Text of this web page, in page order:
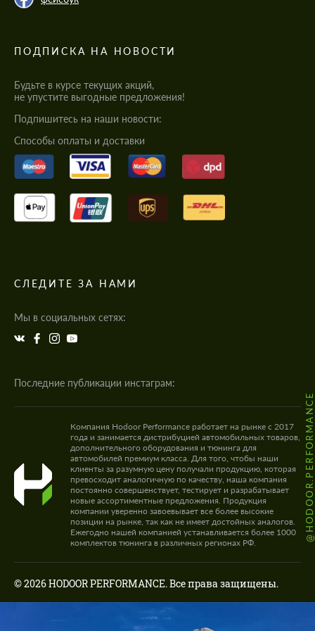
ПОДПИСКА НА НОВОСТИ
Будьте в курсе текущих акций,
не упустите выгодные предложения!
Подпишитесь на наши новости:
Cпособы оплаты и доставки
СЛЕДИТЕ ЗА НАМИ
Мы в социальных сетях:
Последние публикации инстаграм:
@HODOOR.PERFORMANCE
Компания Hodoor Performance работает на рынке с 2017
года и занимается дистрибуцией автомобильных товаров,
дополнительного оборудования и тюнинга для
автомобилей премиум класса. Для того, чтобы наши
клиенты за разумную цену получали продукцию, которая
превосходит аналогичную по качеству, наша компания
постоянно совершенствует, тестирует и разрабатывает
новые ассортиментные предложения. Продукция
компании уверенно завоевывает все более высокие
позиции на рынке, так как не имеет достойных аналогов.
Ежегодно нашей компанией устанавливается более 1000
комплектов тюнинга в различных регионах РФ.
© 2026 HODOOR PERFORMANCE. Все права защищены.